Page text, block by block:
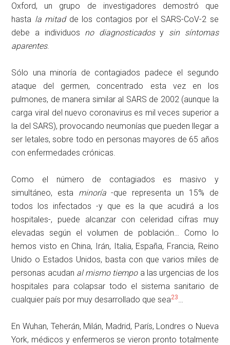
Oxford, un grupo de investigadores demostró que
hasta la mitadde los contagios por el SARS-CoV-2 se
debe a individuos no diagnosticadosy sin síntomas
aparentes.
Sólo una minoría de contagiados padece el segundo
ataque del germen, concentrado esta vez en los
pulmones, de manera similar al SARS de 2002 (aunque la
carga viral del nuevo coronavirus es mil veces superior a
la del SARS), provocando neumonías que pueden llegar a
ser letales, sobre todo en personas mayores de 65 años
con enfermedades crónicas.
Como el número de contagiados es masivo y
simultáneo, esta minoría-que representa un 15% de
todos los infectados -y que es la que acudirá a los
hospitales-, puede alcanzar con celeridad cifras muy
elevadas según el volumen de población… Como lo
hemos visto en China, Irán, Italia, España, Francia, Reino
Unido o Estados Unidos, basta con que varios miles de
personas acudan al mismo tiempoa las urgencias de los
hospitales para colapsar todo el sistema sanitario de
cualquier país por muy desarrollado que sea23…
En Wuhan, Teherán, Milán, Madrid, París, Londres o Nueva
York, médicos y enfermeros se vieron pronto totalmente